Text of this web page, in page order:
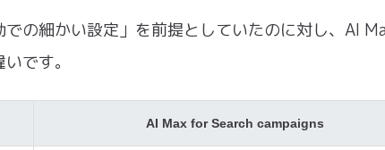
の細かい設定」を前提としていたのに対し、AI
です。
AI Max for Search campaigns